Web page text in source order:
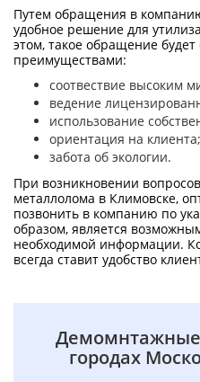
Путем обращения в
удобное решение для
этом, такое обращение
преимуществами:
соотвествие высоким
ведение
использование
ориентация на клиента;
забота об экологии.
При возникновении
металлолома в Климовске,
позвонить в компанию по
образом, является
необходимой информации.
всегда ставит удобство
Демомнтажные
городах